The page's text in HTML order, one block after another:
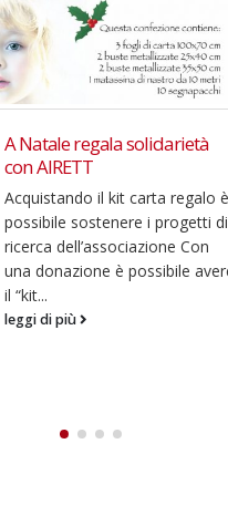
Dal 30 dicembre 2018 al 5
gennaio 2019 –
#inaccettabile, la campagna
di Azione contro la Fame per i
bambini del Madagascar
Sms e chiamate al 45581 per
combattere la malnutrizione in
uno dei Paesi più poveri del